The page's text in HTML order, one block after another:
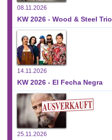
08.11.2026
KW 2026 - Wood & Steel Trio
14.11.2026
KW 2026 - El Fecha Negra
25.11.2026